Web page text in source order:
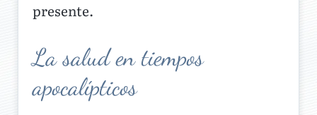
presente.
La salud en tiempos
apocalípticos